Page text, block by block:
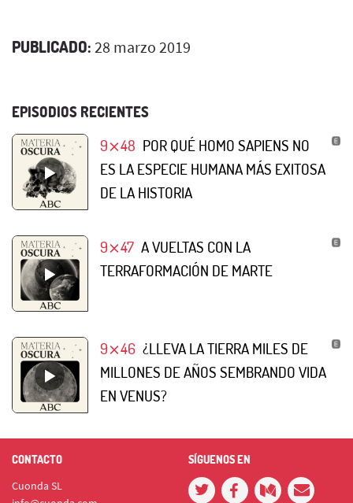
PUBLICADO: 28 marzo 2019
EPISODIOS RECIENTES
9⨯48 POR QUÉ HOMO SAPIENS NO
ES LA ESPECIE HUMANA MÁS EXITOSA
DE LA HISTORIA
9⨯47 A VUELTAS CON LA
TERRAFORMACIÓN DE MARTE
9⨯46 ¿LLEVA LA TIERRA MILES DE
MILLONES DE AÑOS SEMBRANDO VIDA
EN VENUS?
CONTACTO
Cuonda SL
SÍGUENOS EN